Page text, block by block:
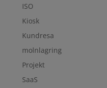
ISO
Kiosk
Kundresa
molnlagring
Projekt
SaaS